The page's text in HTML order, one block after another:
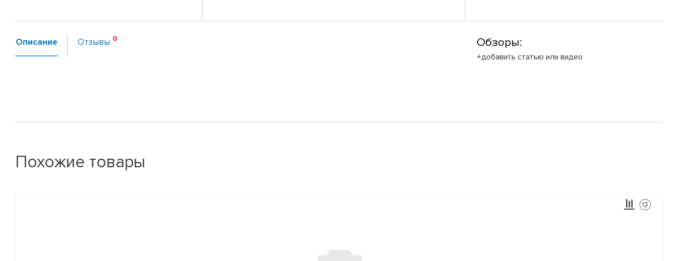
Описание Отзывы Обзоры:
+добавить статью или видео
Похожие товары